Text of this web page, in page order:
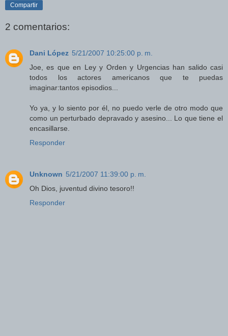
Compartir
2 comentarios:
Dani López 5/21/2007 10:25:00 p. m.
Joe, es que en Ley y Orden y Urgencias han salido casi
todos los actores americanos que te puedas
imaginar:tantos episodios...
Yo ya, y lo siento por él, no puedo verle de otro modo que
como un perturbado depravado y asesino... Lo que tiene el
encasillarse.
Responder
Unknown 5/21/2007 11:39:00 p. m.
Oh Dios, juventud divino tesoro!!
Responder